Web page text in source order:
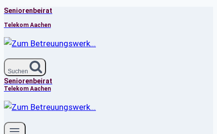
Zum
Inhalt
springen
Seniorenbeirat
Telekom Aachen
Suchen
Seniorenbeirat
Telekom Aachen